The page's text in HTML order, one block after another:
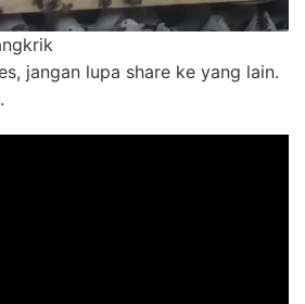
jangan lupa share ke yang lain.